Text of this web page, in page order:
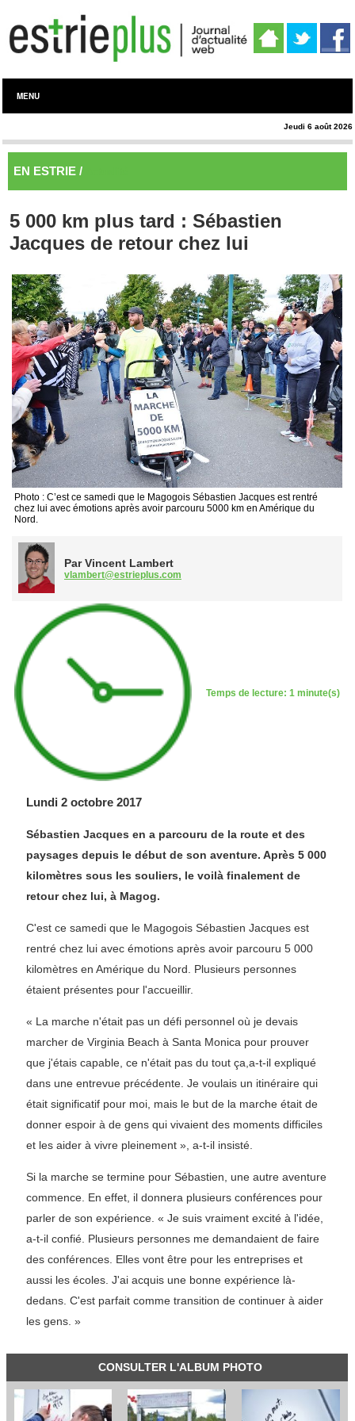
MENU
Jeudi 6 août 2026
EN ESTRIE /
5 000 km plus tard : Sébastien
Jacques de retour chez lui
Photo : C’est ce samedi que le Magogois Sébastien Jacques est rentré
chez lui avec émotions après avoir parcouru 5000 km en Amérique du
Nord.
Par Vincent Lambert
vlambert@estrieplus.com
Temps de lecture: 1 minute(s)
Lundi 2 octobre 2017
Sébastien Jacques en a parcouru de la route et des
paysages depuis le début de son aventure. Après 5 000
kilomètres sous les souliers, le voilà finalement de
retour chez lui, à Magog.
C'est ce samedi que le Magogois Sébastien Jacques est
rentré chez lui avec émotions après avoir parcouru 5 000
kilomètres en Amérique du Nord. Plusieurs personnes
étaient présentes pour l'accueillir.
« La marche n'était pas un défi personnel où je devais
marcher de Virginia Beach à Santa Monica pour prouver
que j'étais capable, ce n'était pas du tout ça,a-t-il expliqué
dans une entrevue précédente. Je voulais un itinéraire qui
était significatif pour moi, mais le but de la marche était de
donner espoir à de gens qui vivaient des moments difficiles
et les aider à vivre pleinement », a-t-il insisté.
Si la marche se termine pour Sébastien, une autre aventure
commence. En effet, il donnera plusieurs conférences pour
parler de son expérience. « Je suis vraiment excité à l'idée,
a-t-il confié. Plusieurs personnes me demandaient de faire
des conférences. Elles vont être pour les entreprises et
aussi les écoles. J'ai acquis une bonne expérience là-
dedans. C'est parfait comme transition de continuer à aider
les gens. »
CONSULTER L'ALBUM PHOTO